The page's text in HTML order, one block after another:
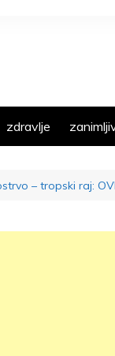
zdravlje
– tropski raj: